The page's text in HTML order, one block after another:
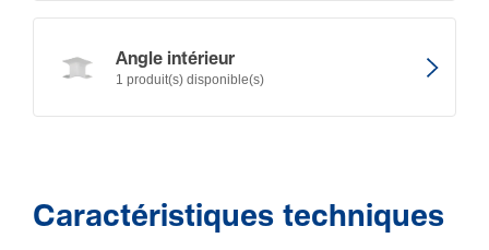
Angle intérieur
1 produit(s) disponible(s)
Caractéristiques techniques